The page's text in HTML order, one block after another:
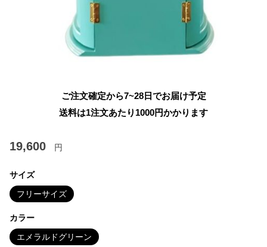
ご注文確定から7~28日でお届け予定
送料は1注文あたり 1000円かかります
19,600 円
サイズ
フリーサイズ
カラー
エメラルドグリーン